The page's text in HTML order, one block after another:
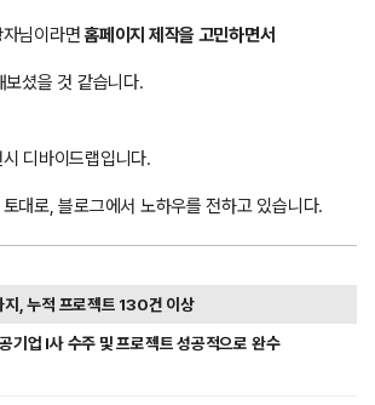
님이라면홈페이지 제작을 고민하면서
보셨을 것 같습니다.
디바이드랩입니다.
대로, 블로그에서 노하우를 전하고 있습니다.
지, 누적 프로젝트 130건 이상
업 I사 수주 및 프로젝트 성공적으로 완수